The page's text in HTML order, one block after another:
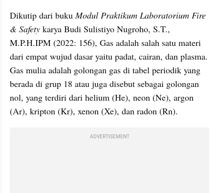
Dikutip dari buku Modul Praktikum Laboratorium Fire
& Safety karya Budi Sulistiyo Nugroho, S.T.,
M.P.H.IPM (2022: 156), Gas adalah salah satu materi
dari empat wujud dasar yaitu padat, cairan, dan plasma.
Gas mulia adalah golongan gas di tabel periodik yang
berada di grup 18 atau juga disebut sebagai golongan
nol, yang terdiri dari helium (He), neon (Ne), argon
(Ar), kripton (Kr), xenon (Xe), dan radon (Rn).
ADVERTISEMENT